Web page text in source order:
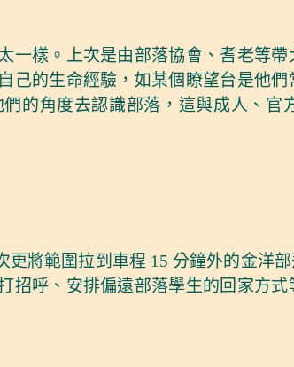
一樣。上次是由部落協會、耆老等
己的生命經驗，如某個瞭望台是他
的角度去認識部落，這與成人、官
將範圍拉到車程 15 分鐘外的金洋
招呼、安排偏遠部落學生的回家方